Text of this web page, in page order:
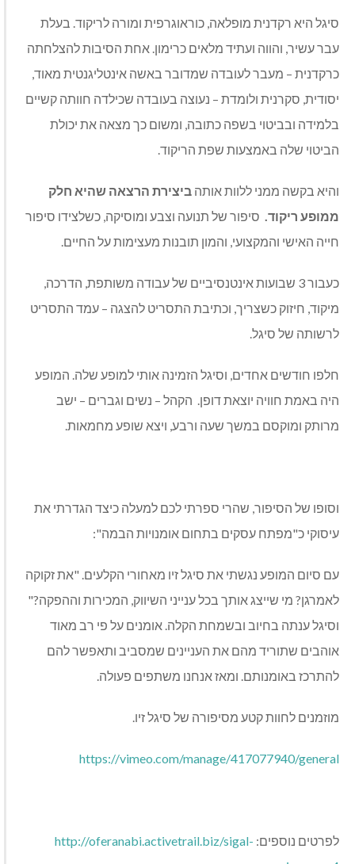
סיגל היא רקדנית מופלאה, כוראוגרפית ומורה לריקוד. בעלת
עבר עשיר, והווה ועתיד מלאים כרימון. אחת הסיבות להצלחתה
כרקדנית – מעבר לעובדה שמדובר באשה אינטליגנטית מאוד,
יסודית, סקרנית ולומדת – נעוצה בעובדה שכילדה חוותה קשיים
בלמידה ובביטוי בשפה כתובה, ומשום כך מצאה את יכולת
הביטוי שלה באמצעות שפת הריקוד.
והיא בקשה ממני ללוות אותה ביצירת הרצאה שהיא חלק
ממופע ריקוד. סיפור של תנועה וצבע ומוסיקה, כשלצידו סיפור
חייה האישי והמקצועי, והמון תובנות מעצימות על החיים.
כעבור 3 שבועות אינטנסיביים של עבודה משותפת, הדרכה,
מיקוד, חיזוק כשצריך, וכתיבת התסריט להצגה – עמד התסריט
לרשותה של סיגל.
חלפו חודשים אחדים, וסיגל הזמינה אותי למופע שלה. המופע
היה באמת חוויה יוצאת דופן. הקהל – נשים וגברים – ישב
מרותק ומוקסם במשך שעה ורבע, ויצא שופע מחמאות.
וסופו של הסיפור, שהרי ספרתי לכם למעלה כיצד הגדרתי את
עיסוקי כ"מפתח עסקים בתחום אומנויות הבמה":
עם סיום המופע נגשתי את סיגל זיו מאחורי הקלעים. "את זקוקה
לאמרגן? מי שייצג אותך בכל ענייני השיווק, המכירות וההפקה?"
וסיגל ענתה בחיוב ובשמחת הקלה. אומנים על פי רב מאוד
אוהבים שתוריד מהם את העניינים שמסביב ותאפשר להם
להתרכז באומנותם. ומאז אנחנו משתפים פעולה.
מוזמנים לחוות קטע מסיפורה של סיגל זיו.
https://vimeo.com/manage/417077940/general
לפרטים נוספים: http://oferanabi.activetrail.biz/sigal-